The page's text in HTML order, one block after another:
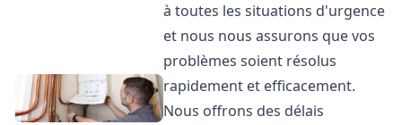
à toutes les situations d'urgence
et nous nous assurons que vos
problèmes soient résolus
rapidement et efficacement.
Nous offrons des délais